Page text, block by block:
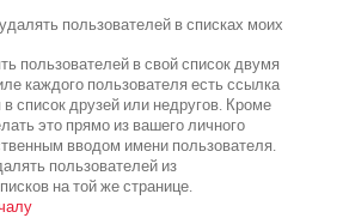
пользователей в списках моих
пользователей в свой список двумя
каждого пользователя есть ссылка
список друзей или недругов. Кроме
это прямо из вашего личного
вводом имени пользователя.
пользователей из
на той же странице.